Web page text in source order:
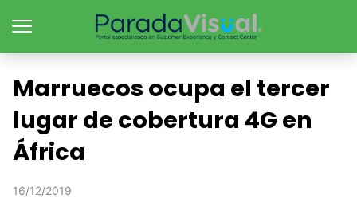
Marruecos ocupa el tercer
lugar de cobertura 4G en
África
16/12/2019